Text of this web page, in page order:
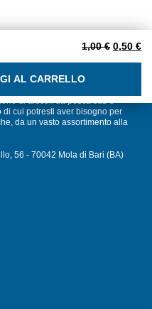
1,00€ Il
0,50 €Il
AL CARRELLO
di articoli da pesca sub e
di cui potresti aver bisogno per
da un vasto assortimento alla
56 - 70042 Mola di Bari (BA)